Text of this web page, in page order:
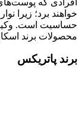
خواهند برد؛ زیرا
محصولات برند
برند پاتریکس